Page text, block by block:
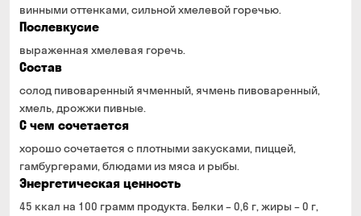
винными оттенками, сильной хмелевой горечью.
Послевкусие
выраженная хмелевая горечь.
Состав
солод пивоваренный ячменный, ячмень пивоваренный,
хмель, дрожжи пивные.
С чем сочетается
хорошо сочетается с плотными закусками, пиццей,
гамбургерами, блюдами из мяса и рыбы.
Энергетическая ценность
45 ккал на 100 грамм продукта. Белки – 0,6 г, жиры – 0 г,